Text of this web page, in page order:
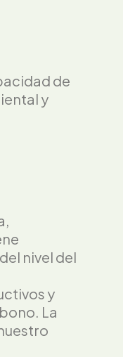
de
y
nivel del
y
La